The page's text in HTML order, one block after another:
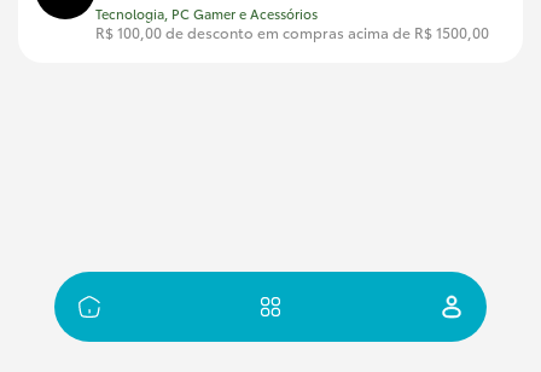
Tecnologia, PC Gamer e Acessórios
R$ 100,00 de desconto em compras acima de R$ 1500,00